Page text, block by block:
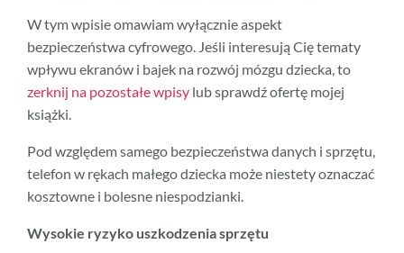
W tym wpisie omawiam wyłącznie aspekt
bezpieczeństwa cyfrowego. Jeśli interesują Cię tematy
wpływu ekranów i bajek na rozwój mózgu dziecka, to
zerknij na pozostałe wpisy lub sprawdź ofertę mojej
książki.
Pod względem samego bezpieczeństwa danych i sprzętu,
telefon w rękach małego dziecka może niestety oznaczać
kosztowne i bolesne niespodzianki.
Wysokie ryzyko uszkodzenia sprzętu